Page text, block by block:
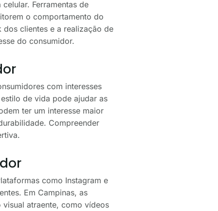
Ferramentas de
o comportamento do
dos clientes e a realização de
do consumidor.
com interesses
de vida pode ajudar as
ter um interesse maior
Compreender
como Instagram e
Em Campinas, as
atraente, como vídeos